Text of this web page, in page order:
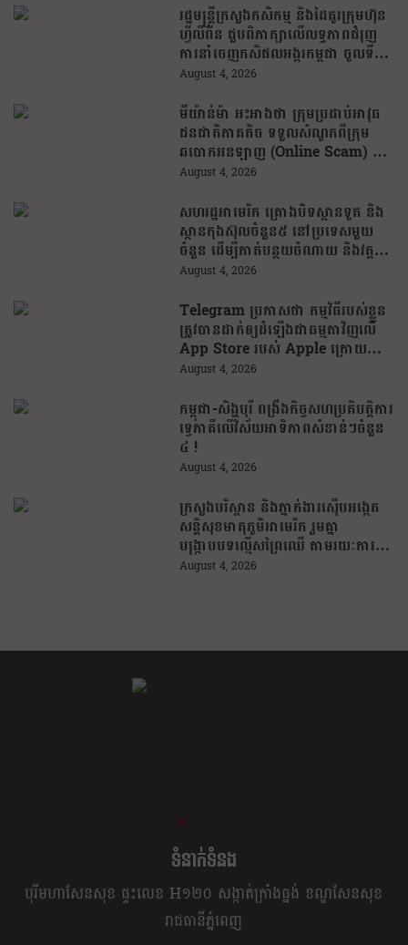
រដ្ឋមន្រ្តីក្រសួងកសិកម្ម និងដៃគូរក្រុមហ៊ុន
ហ្វីលីពីន ជួបពិភាក្សាលើលទ្ធភាពជំរុញ
ការនាំចេញកសិផលអង្ករកម្ពុជា ចូលទី
ផ្សារហ្វីលីពីន
August 4, 2026
មីយ៉ាន់ម៉ា អះអាងថា ក្រុមប្រដាប់អាវុធ
ជនជាតិភាគតិច ទទួលសំណូកពីក្រុម
ឆបោកអនឡាញ (Online Scam) ជា
ថ្នូរនឹងការជួយរត់ចូលប្រទេសថៃ!
August 4, 2026
សហរដ្ឋអាមេរិក គ្រោងបិទស្ថានទូត និង
ស្ថានកុងស៊ុលចំនួន៥ នៅប្រទេសមួយ
ចំនួន ដើម្បីកាត់បន្ថយចំណាយ និងវត្ត
មានការទូតដែលគ្មានប្រសិទ្ធភាព
August 4, 2026
Telegram ប្រកាសថា កម្មវិធីរបស់ខ្លួន
ត្រូវបានដាក់ឲ្យដំឡើងជាធម្មតាវិញលើ
App Store របស់ Apple ក្រោយបាត់
ខ្លួនដោយគ្មានការបញ្ជាក់ពីមូលហេតុ
August 4, 2026
កម្ពុជា-សិង្ហបុរី ពង្រឹងកិច្ចសហប្រតិបត្តិការ
ទ្វេភាគីលើវិស័យអាទិភាពសំខាន់ៗចំនួន
៤ !
August 4, 2026
ក្រសួងបរិស្ថាន និងភ្នាក់ងារស៊ើបអង្កេត
សន្តិសុខមាតុភូមិអាមេរិក រួមគ្នា
បង្រ្កាបបទល្មើសព្រៃឈើ តាមរយៈការប្រើ
ប្រាស់បច្ចេកវិទ្យា
August 4, 2026
ខ្លឹម ខ្លី រហ័ស
ទំនាក់ទំនង
បុរីមហាសែនសុខ ផ្ទះលេខ H១២០ សង្កាត់ក្រាំងធ្នង់ ខណ្ឌសែនសុខ
រាជធានីភ្នំពេញ